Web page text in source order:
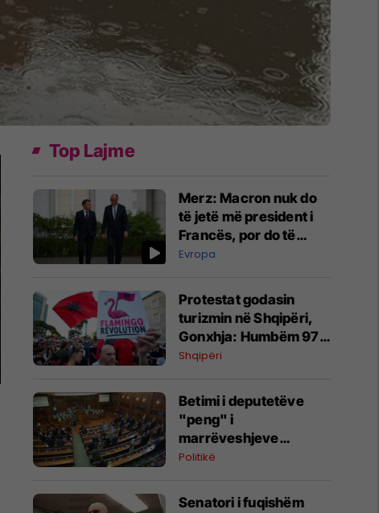
Top Lajme
Merz: Macron nuk do
të jetë më president i
Francës, por do të
vazhdojë koordinimi
Evropa
Protestat godasin
turizmin në Shqipëri,
Gonxhja: Humbëm 97
mijë vizitorë nga
Shqipëri
Betimi i deputetëve
"peng" i
marrëveshjeve
politike, kritika nga
Politikë
Senatori i fuqishëm